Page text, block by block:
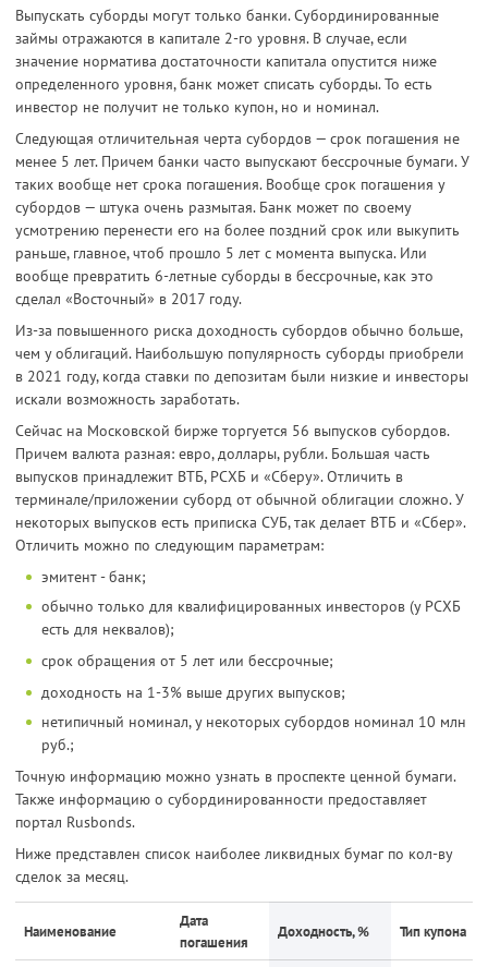
Выпускать суборды могут только банки. Субординированные
займы отражаются в капитале 2-го уровня. В случае, если
значение норматива достаточности капитала опустится ниже
определенного уровня, банк может списать суборды. То есть
инвестор не получит не только купон, но и номинал.
Следующая отличительная черта субордов — срок погашения не
менее 5 лет. Причем банки часто выпускают бессрочные бумаги. У
таких вообще нет срока погашения. Вообще срок погашения у
субордов — штука очень размытая. Банк может по своему
усмотрению перенести его на более поздний срок или выкупить
раньше, главное, чтоб прошло 5 лет с момента выпуска. Или
вообще превратить 6-летные суборды в бессрочные, как это
сделал «Восточный» в 2017 году.
Из-за повышенного риска доходность субордов обычно больше,
чем у облигаций. Наибольшую популярность суборды приобрели
в 2021 году, когда ставки по депозитам были низкие и инвесторы
искали возможность заработать.
Сейчас на Московской бирже торгуется 56 выпусков субордов.
Причем валюта разная: евро, доллары, рубли. Большая часть
выпусков принадлежит ВТБ, РСХБ и «Сберу». Отличить в
терминале/приложении суборд от обычной облигации сложно. У
некоторых выпусков есть приписка СУБ, так делает ВТБ и «Сбер».
Отличить можно по следующим параметрам:
эмитент - банк;
обычно только для квалифицированных инвесторов (у РСХБ
есть для неквалов);
срок обращения от 5 лет или бессрочные;
доходность на 1-3% выше других выпусков;
нетипичный номинал, у некоторых субордов номинал 10 млн
руб.;
Точную информацию можно узнать в проспекте ценной бумаги.
Также информацию о субординированности предоставляет
портал Rusbonds.
Ниже представлен список наиболее ликвидных бумаг по кол-ву
сделок за месяц.
Наименование
Дата
погашения
Доходность, % Тип купона